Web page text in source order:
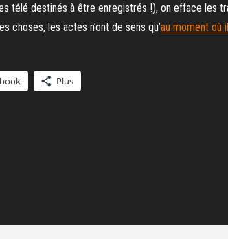
télé destinés à être enregistrés !), on efface les
choses, les actes n’ont de sens qu’au moment où
Plus